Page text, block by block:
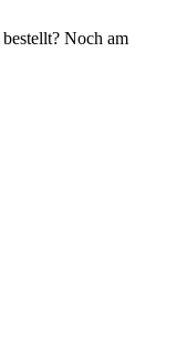
bestellt? Noch am